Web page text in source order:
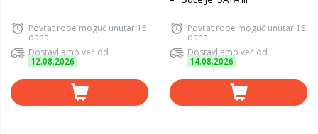
Povrat robe moguć unutar 15
dana
Dostavljamo već od
12.08.2026
Povrat robe moguć unutar 15
dana
Dostavljamo već od
14.08.2026